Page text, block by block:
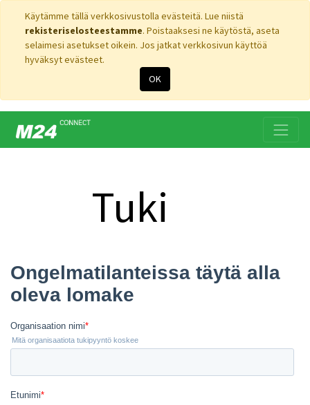
Käytämme tällä verkkosivustolla evästeitä. Lue niistä
rekisteriselosteestamme. Poistaaksesi ne käytöstä, aseta
selaimesi asetukset oikein. Jos jatkat verkkosivun käyttöä
hyväksyt evästeet.
OK
Tuki